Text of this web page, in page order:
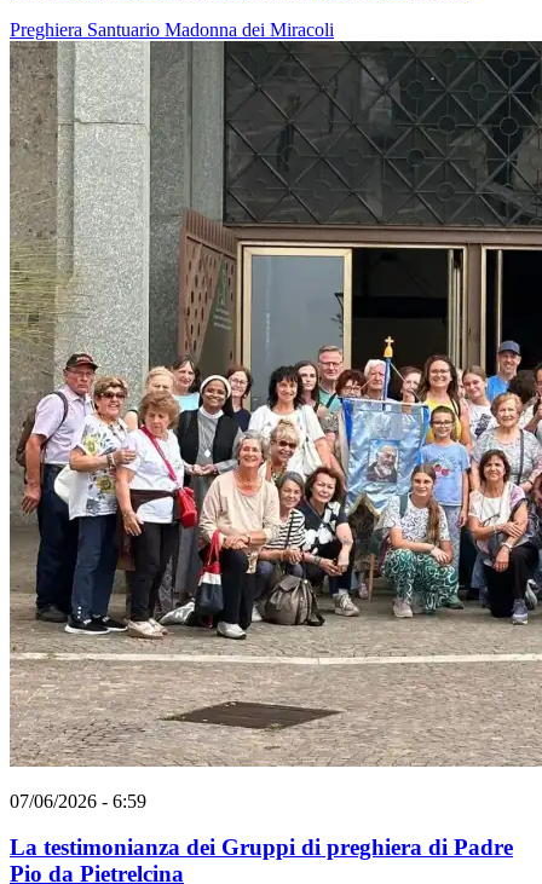
Preghiera Santuario Madonna dei Miracoli
07/06/2026 - 6:59
La testimonianza dei Gruppi di preghiera di Padre
Pio da Pietrelcina